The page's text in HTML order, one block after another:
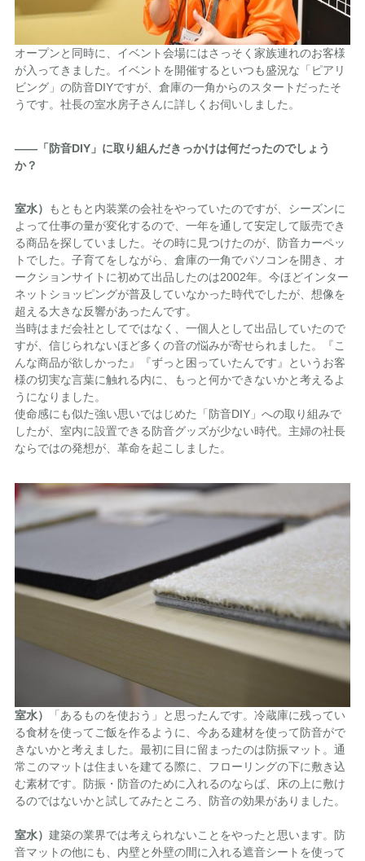
オープンと同時に、イベント会場にはさっそく家族連れのお客様
が入ってきました。イベントを開催するといつも盛況な「ピアリ
ビング」の防音DIYですが、倉庫の一角からのスタートだったそ
うです。社長の室水房子さんに詳しくお伺いしました。
――「防音DIY」に取り組んだきっかけは何だったのでしょう
か？
室水）
もともと内装業の会社をやっていたのですが、シーズンに
よって仕事の量が変化するので、一年を通して安定して販売でき
る商品を探していました。その時に見つけたのが、防音カーペッ
トでした。子育てをしながら、倉庫の一角でパソコンを開き、オ
ークションサイトに初めて出品したのは2002年。今ほどインター
ネットショッピングが普及していなかった時代でしたが、想像を
超える大きな反響があったんです。
当時はまだ会社としてではなく、一個人として出品していたので
すが、信じられないほど多くの音の悩みが寄せられました。『こ
んな商品が欲しかった』『ずっと困っていたんです』というお客
様の切実な言葉に触れる内に、もっと何かできないかと考えるよ
うになりました。
使命感にも似た強い思いではじめた「防音DIY」への取り組みで
したが、室内に設置できる防音グッズが少ない時代。主婦の社長
ならではの発想が、革命を起こしました。
室水）
「あるものを使おう」と思ったんです。冷蔵庫に残ってい
る食材を使ってご飯を作るように、今ある建材を使って防音がで
きないかと考えました。最初に目に留まったのは防振マット。通
常このマットは住まいを建てる際に、フローリングの下に敷き込
む素材です。防振・防音のために入れるのならば、床の上に敷け
るのではないかと試してみたところ、防音の効果がありました。
室水） 建築の業界では考えられないことをやったと思います。防
音マットの他にも、内壁と外壁の間に入れる遮音シートを使って